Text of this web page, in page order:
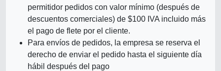
permitidor pedidos con valor mínimo (después de
descuentos comerciales) de $100 IVA incluido más
el pago de flete por el cliente.
Para envíos de pedidos, la empresa se reserva el
derecho de enviar el pedido hasta el siguiente día
hábil después del pago